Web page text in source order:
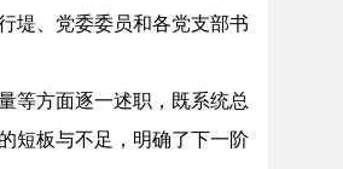
堤、党委委员和各党支部书
等方面逐一述职，既系统总
短板与不足，明确了下一阶